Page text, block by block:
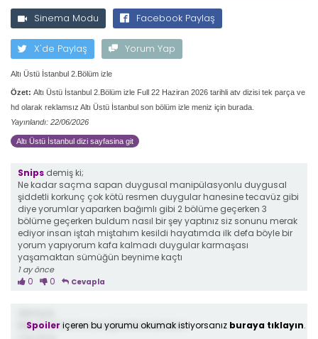
Sinema Modu Facebook Paylaş
X'de Paylaş Yorum Yap
Altı Üstü İstanbul 2.Bölüm izle
Özet: Altı Üstü İstanbul 2.Bölüm izle Full 22 Haziran 2026 tarihli atv dizisi tek parça ve
hd olarak reklamsız Altı Üstü İstanbul son bölüm izle meniz için burada.
Yayınlandı: 22/06/2026
Altı Üstü İstanbul dizi sayfasina git
Snips demiş ki;
Ne kadar saçma sapan duygusal manipülasyonlu duygusal
şiddetli korkunç çok kötü resmen duygular hanesine tecavüz gibi
diye yorumlar yaparken bağımlı gibi 2 bölüme geçerken 3
bölüme geçerken buldum nasıl bir şey yaptınız siz sonunu merak
ediyor insan iştah miştahım kesildi hayatımda ilk defa böyle bir
yorum yapıyorum kafa kalmadı duygular karmaşası
yaşamaktan sümüğün beynime kaçtı
1 ay önce
0 0 Cevapla
Merdo Al Pacino nun genclikne benziyor
Spoiler içeren bu yorumu okumak istiyorsanız buraya tıklayın.